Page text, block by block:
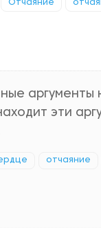
Отчаяние
эти
отчаяние